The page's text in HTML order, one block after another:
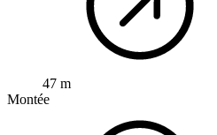
47 m
Montée